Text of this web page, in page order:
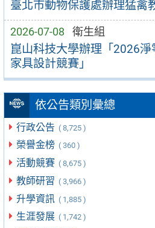
臺北市動物保護處辦理猛禽
2026-07-08 衛生組
崑山科技大學辦理「2026
家具設計競賽」
依公告類別彙總
行政公告 ( 8,725 )
榮譽金榜 ( 360 )
活動競賽 ( 8,675 )
教師研習 ( 3,966 )
升學資訊 ( 1,885 )
生涯發展 ( 1,742 )